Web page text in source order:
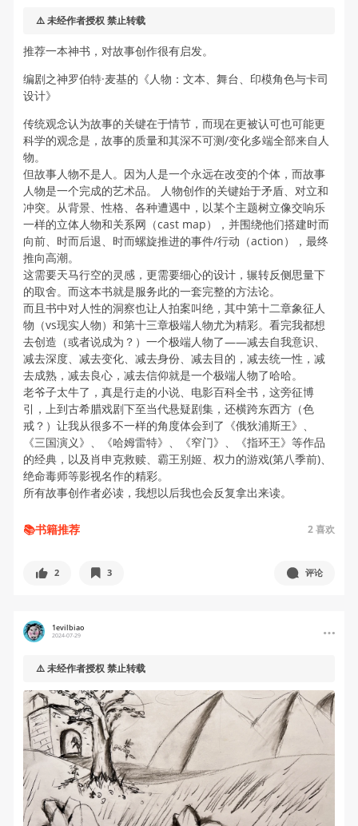
⚠️ 未经作者授权 禁止转载
推荐一本神书，对故事创作很有启发。
编剧之神罗伯特·麦基的《人物：文本、舞台、印模角色与卡司
设计》
传统观念认为故事的关键在于情节，而现在更被认可也可能更
科学的观念是，故事的质量和其深不可测/变化多端全部来自人
物。
但故事人物不是人。因为人是一个永远在改变的个体，而故事
人物是一个完成的艺术品。 人物创作的关键始于矛盾、对立和
冲突。从背景、性格、各种遭遇中，以某个主题树立像交响乐
一样的立体人物和关系网（cast map），并围绕他们搭建时而
向前、时而后退、时而螺旋推进的事件/行动（action），最终
推向高潮。
这需要天马行空的灵感，更需要细心的设计，辗转反侧思量下
的取舍。而这本书就是服务此的一套完整的方法论。
而且书中对人性的洞察也让人拍案叫绝，其中第十二章象征人
物（vs现实人物）和第十三章极端人物尤为精彩。看完我都想
去创造（或者说成为？）一个极端人物了——减去自我意识、
减去深度、减去变化、减去身份、减去目的，减去统一性，减
去成熟，减去良心，减去信仰就是一个极端人物了哈哈。
老爷子太牛了，真是行走的小说、电影百科全书，这旁征博
引，上到古希腊戏剧下至当代悬疑剧集，还横跨东西方（色
戒？）让我从很多不一样的角度体会到了《俄狄浦斯王》、
《三国演义》、《哈姆雷特》、《窄门》、《指环王》等作品
的经典，以及肖申克救赎、霸王别姬、权力的游戏(第八季前)、
绝命毒师等影视名作的精彩。
所有故事创作者必读，我想以后我也会反复拿出来读。
📚书籍推荐 2喜欢
2 3 评论
1evilbiao
2024-07-29
⚠️ 未经作者授权 禁止转载